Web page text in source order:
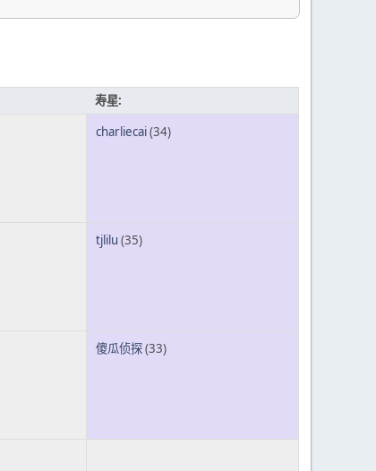
寿星:
charliecai(34)
tjlilu (35)
傻瓜侦探(33)